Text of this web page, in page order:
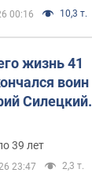
00:16 10,3 т.
жизнь 41
воин
Силецкий.
39 лет
23:47 2,3 т.